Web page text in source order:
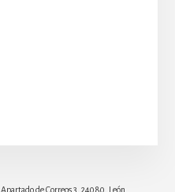
. Apartado de Correos 3, 24080, León.